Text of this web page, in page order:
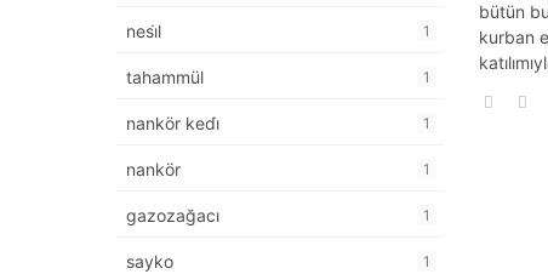
nesi̇l 1
tahammül 1
nankör kedi̇ 1
nankör 1
gazozağacı 1
sayko 1
bütün
kurban